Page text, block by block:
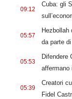
09:12
Cuba: gli
05:57
da parte
05:53
Difendere
affermano
05:39
Creatori
Fidel